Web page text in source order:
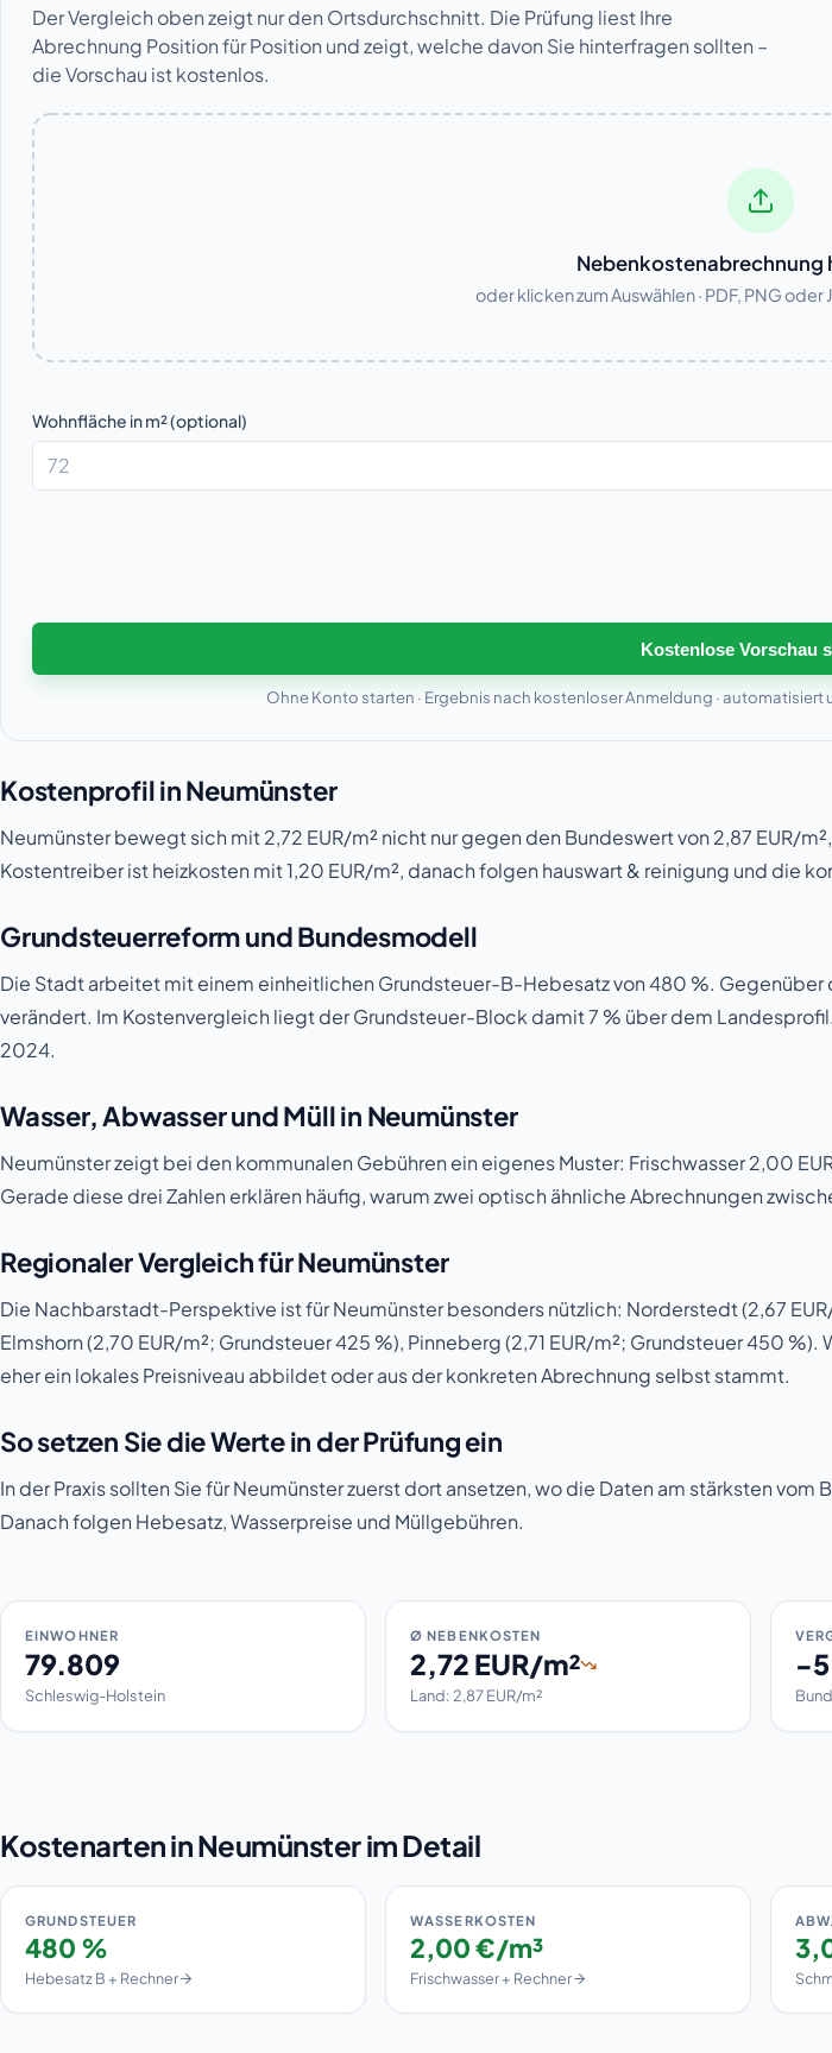
Der Vergleich oben zeigt nur den Ortsdurchschnitt. Die Prüfung liest Ihre
Abrechnung Position für Position und zeigt, welche davon Sie hinterfragen sollten –
die Vorschau ist kostenlos.
Nebenkostenabrechnung
oder klicken zum Auswählen · PDF, PNG oder
Wohnfläche in m² (optional)
Kostenlose Vorschau
Ohne Konto starten · Ergebnis nach kostenloser Anmeldung ·
Kostenprofil in Neumünster
Neumünster bewegt sich mit 2,72 EUR/m² nicht nur gegen den Bundeswert von 2,87 EUR/
Kostentreiber ist heizkosten mit 1,20 EUR/m², danach folgen hauswart & reinigung und die
Grundsteuerreform und Bundesmodell
Die Stadt arbeitet mit einem einheitlichen Grundsteuer-B-Hebesatz von 480 %.
verändert. Im Kostenvergleich liegt der Grundsteuer-Block damit 7 % über dem
2024.
Wasser, Abwasser und Müll in Neumünster
Neumünster zeigt bei den kommunalen Gebühren ein eigenes Muster: Frischwasser 2,00
Gerade diese drei Zahlen erklären häufig, warum zwei optisch ähnliche Abrechnungen
Regionaler Vergleich für Neumünster
Die Nachbarstadt-Perspektive ist für Neumünster besonders nützlich: Norderstedt (2,67
Elmshorn (2,70 EUR/m²; Grundsteuer 425 %), Pinneberg (2,71 EUR/m²; Grundsteuer 450
eher ein lokales Preisniveau abbildet oder aus der konkreten Abrechnung selbst stammt.
So setzen Sie die Werte in der Prüfung ein
In der Praxis sollten Sie für Neumünster zuerst dort ansetzen, wo die Daten am stärksten
Danach folgen Hebesatz, Wasserpreise und Müllgebühren.
EINWOHNER
79.809
Schleswig-Holstein
Ø NEBENKOSTEN
2,72 EUR/m²
Land: 2,87 EUR/m²
-5
Kostenarten in Neumünster im Detail
GRUNDSTEUER
480 %
Hebesatz B + Rechner
WASSERKOSTEN
2,00 €/m³
Frischwasser + Rechner